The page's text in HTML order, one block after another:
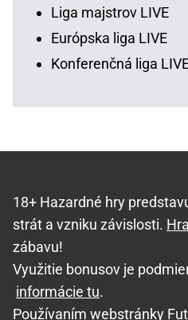
Liga majstrov LIVE
Európska liga LIVE
Konferenčná liga
18+ Hazardné hry
strát a vzniku závislosti.
zábavu!
Využitie bonusov je
informácie tu.
Používaním webstránky